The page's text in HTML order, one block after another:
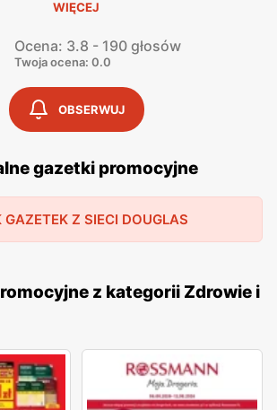
cenom. Klienci cenią sobie również
, które umożliwiają zakupy w wyjątkowo
SiećDouglas
, w których prezentowane są
wyprzedaże oraz specjalne oferty.
zarówno w sklepach
online, co pozwala klientom na
promocje
i planować zakupy.
informacji o nowościach i
znajdzie coś dla siebie. Sieć
każdą okazję, od codziennej
produkty do makijażu i
z renomowanymi markami
produktowym,Douglasdostarcza
WIĘCEJ
Ocena: 3.8 - 190 głosów
Twoja ocena: 0.0
OBSERWUJ
gazetki promocyjne
GAZETEK Z SIECI DOUGLAS
z kategorii Zdrowie i